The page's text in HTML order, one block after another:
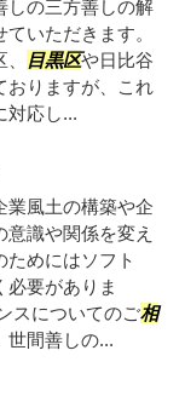
しの三方善しの解
いただきます。
目黒区や日比谷
おりますが、これ
対応し...
業風土の構築や企
識や関係を変え
ためにはソフト
必要がありま
スについてのご相
世間善しの...